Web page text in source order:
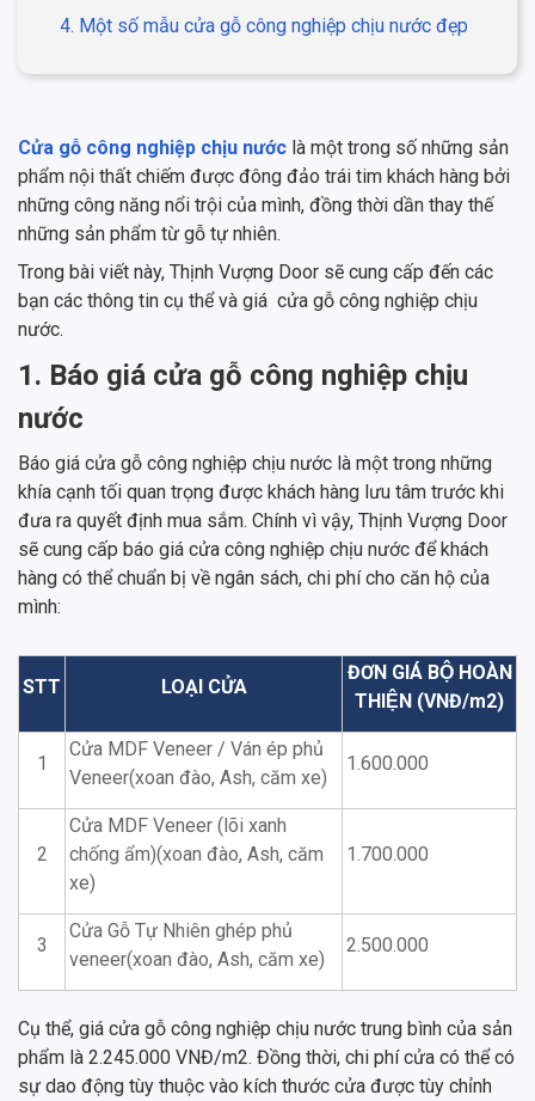
4. Một số mẫu cửa gỗ công nghiệp chịu nước đẹp
Cửa gỗ công nghiệp chịu nước là một trong số những sản
phẩm nội thất chiếm được đông đảo trái tim khách hàng bởi
những công năng nổi trội của mình, đồng thời dần thay thế
những sản phẩm từ gỗ tự nhiên.
Trong bài viết này, Thịnh Vượng Door sẽ cung cấp đến các
bạn các thông tin cụ thể và giá cửa gỗ công nghiệp chịu
nước.
1. Báo giá cửa gỗ công nghiệp chịu
nước
Báo giá cửa gỗ công nghiệp chịu nước là một trong những
khía cạnh tối quan trọng được khách hàng lưu tâm trước khi
đưa ra quyết định mua sắm. Chính vì vậy, Thịnh Vượng Door
sẽ cung cấp báo giá cửa công nghiệp chịu nước để khách
hàng có thể chuẩn bị về ngân sách, chi phí cho căn hộ của
mình:
STT LOẠI CỬA
ĐƠN GIÁ BỘ HOÀN
THIỆN (VNĐ/m2)
1
Cửa MDF Veneer / Ván ép phủ
Veneer(xoan đào, Ash, căm xe)
1.600.000
2
Cửa MDF Veneer (lõi xanh
chống ẩm)(xoan đào, Ash, căm
xe)
1.700.000
3
Cửa Gỗ Tự Nhiên ghép phủ
veneer(xoan đào, Ash, căm xe)
2.500.000
Cụ thể, giá cửa gỗ công nghiệp chịu nước trung bình của sản
phẩm là 2.245.000 VNĐ/m2. Đồng thời, chi phí cửa có thể có
sự dao động tùy thuộc vào kích thước cửa được tùy chỉnh